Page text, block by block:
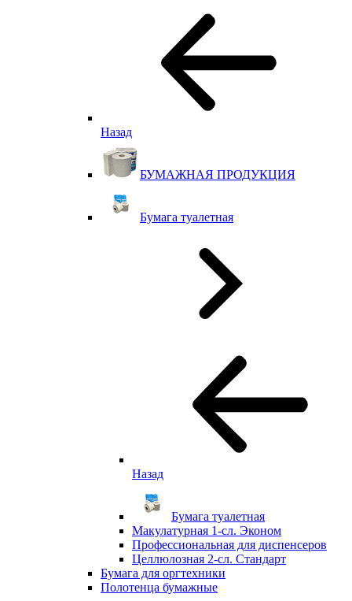
Назад
БУМАЖНАЯ ПРОДУКЦИЯ
Бумага туалетная
Назад
Бумага туалетная
Макулатурная 1-сл. Эконом
Профессиональная для диспенсеров
Целлюлозная 2-сл. Стандарт
Бумага для оргтехники
Полотенца бумажные